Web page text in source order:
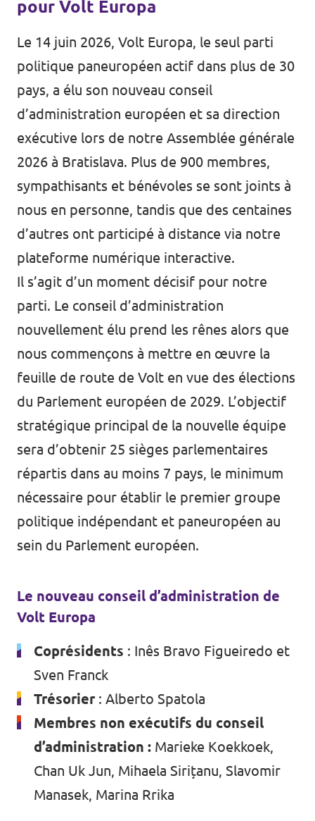
pour Volt Europa
Le 14 juin 2026, Volt Europa, le seul parti
politique paneuropéen actif dans plus de 30
pays, a élu son nouveau conseil
d’administration européen et sa direction
exécutive lors de notre Assemblée générale
2026 à Bratislava. Plus de 900 membres,
sympathisants et bénévoles se sont joints à
nous en personne, tandis que des centaines
d’autres ont participé à distance via notre
plateforme numérique interactive.
Il s’agit d’un moment décisif pour notre
parti. Le conseil d’administration
nouvellement élu prend les rênes alors que
nous commençons à mettre en œuvre la
feuille de route de Volt en vue des élections
du Parlement européen de 2029. L’objectif
stratégique principal de la nouvelle équipe
sera d’obtenir 25 sièges parlementaires
répartis dans au moins 7 pays, le minimum
nécessaire pour établir le premier groupe
politique indépendant et paneuropéen au
sein du Parlement européen.
Le nouveau conseil d’administration de
Volt Europa
Coprésidents : Inês Bravo Figueiredo et
Sven Franck
Trésorier: Alberto Spatola
Membres non exécutifs du conseil
d’administration : Marieke Koekkoek,
Chan Uk Jun, Mihaela Sirițanu, Slavomir
Manasek, Marina Rrika